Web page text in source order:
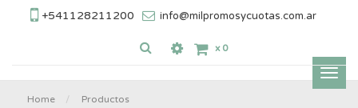
+541128211200 info@milpromosycuotas.com.ar
x 0
Home
Productos